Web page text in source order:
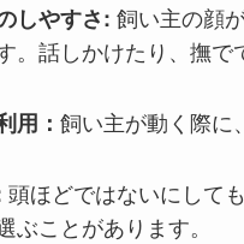
しやすさ: 飼い主の顔
。話しかけたり、撫
用： 飼い主が動く際に
頭ほどではないにして
ぶことがあります。